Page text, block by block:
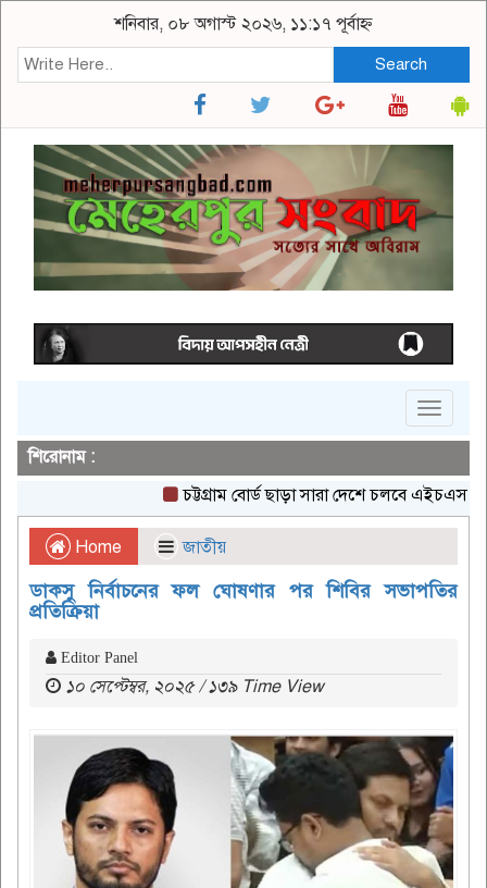
শনিবার, ০৮ অগাস্ট ২০২৬, ১১:১৭ পূর্বাহ্ন
Search
Toggle
শিরোনাম :
চট্টগ্রাম বোর্ড ছাড়া সারা দেশে চলবে এইচএসসি
Home জাতীয়
ডাকসু নির্বাচনের ফল ঘোষণার পর শিবির সভাপতির
প্রতিক্রিয়া
Editor Panel
১০ সেপ্টেম্বর, ২০২৫ / ১৩৯ Time View